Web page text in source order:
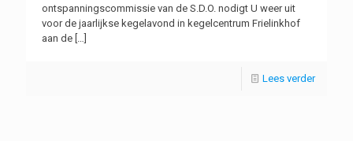
ontspanningscommissie van de S.D.O. nodigt U weer uit
voor de jaarlijkse kegelavond in kegelcentrum Frielinkhof
aan de
Lees verder